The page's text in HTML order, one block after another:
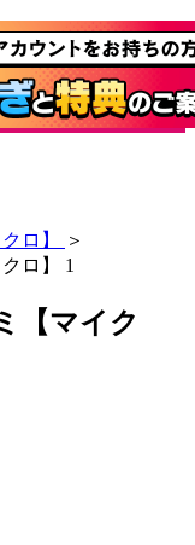
ロ】
＞
ロ】 1
【マイク